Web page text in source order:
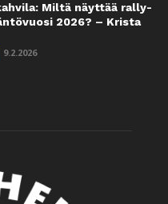
Miltä näyttää rally-
2026? – Krista
9.2.2026